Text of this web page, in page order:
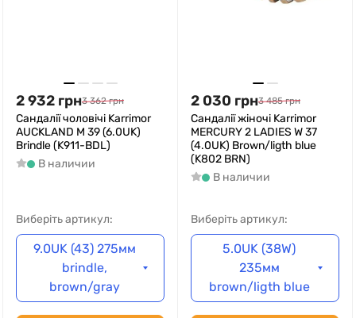
2 932 грн3 362 грн
Cандалії чоловічі Karrimor
AUCKLAND M 39 (6.0UK)
Brindle (K911-BDL)
В наличии
Виберіть артикул:
9.0UK (43) 275мм
brindle,
brown/gray
2 030 грн3 485 грн
Cандалії жіночі Karrimor
MERCURY 2 LADIES W 37
(4.0UK) Brown/ligth blue
(K802 BRN)
В наличии
Виберіть артикул:
5.0UK (38W)
235мм
brown/ligth blue